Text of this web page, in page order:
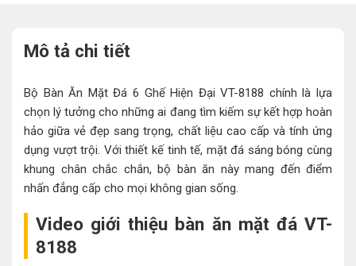
Mô tả chi tiết
Bộ Bàn Ăn Mặt Đá 6 Ghế Hiện Đại VT-8188 chính là lựa
chọn lý tưởng cho những ai đang tìm kiếm sự kết hợp hoàn
hảo giữa vẻ đẹp sang trọng, chất liệu cao cấp và tính ứng
dụng vượt trội. Với thiết kế tinh tế, mặt đá sáng bóng cùng
khung chân chắc chắn, bộ bàn ăn này mang đến điểm
nhấn đẳng cấp cho mọi không gian sống.
Video giới thiệu bàn ăn mặt đá VT-
8188